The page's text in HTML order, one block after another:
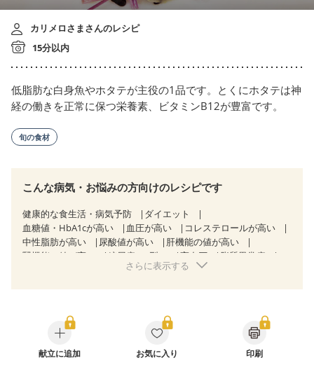
カリメロさまさんのレシピ
15分以内
低脂肪な白身魚やホタテが主役の1品です。とくにホタテは神
経の働きを正常に保つ栄養素、ビタミンB12が豊富です。
旬の食材
こんな病気・お悩みの方向けのレシピです
健康的な食生活・病気予防
ダイエット
血糖値・HbA1cが高い
血圧が高い
コレステロールが高い
中性脂肪が高い
尿酸値が高い
肝機能の値が高い
腎機能の値が高い
糖尿病（2型） 高血圧
脂質異常症
狭心症 心筋梗塞
過敏性腸症候群（IBS）
糖尿病性腎症（第１期）
糖尿病性腎症（第２期）
糖尿病性腎症（第３期）
CKD（ステージ１）
CKD（ステージ２）
さらに表示する
献立に追加 お気に入り 印刷